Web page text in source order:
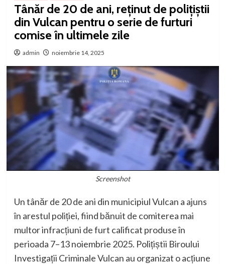
Tânăr de 20 de ani, reținut de polițiștii
din Vulcan pentru o serie de furturi
comise în ultimele zile
admin noiembrie 14, 2025
Screenshot
Un tânăr de 20 de ani din municipiul Vulcan a ajuns
în arestul poliției, fiind bănuit de comiterea mai
multor infracțiuni de furt calificat produse în
perioada 7–13 noiembrie 2025. Polițiștii Biroului
Investigații Criminale Vulcan au organizat o acțiune